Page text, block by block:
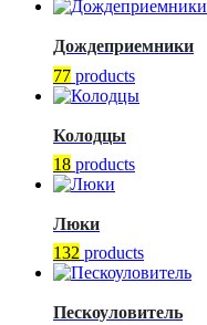
Дождеприемники
77 products
Колодцы
18 products
Люки
132 products
Пескоуловитель